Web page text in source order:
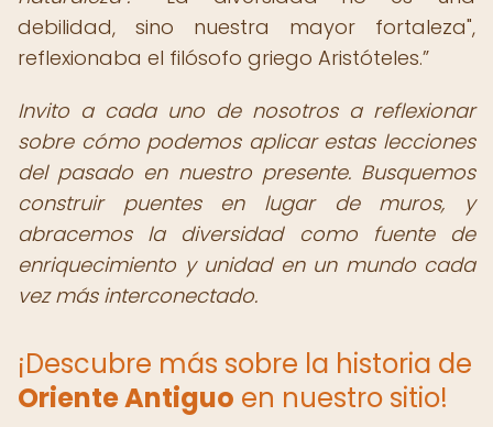
debilidad, sino nuestra mayor fortaleza",
reflexionaba el filósofo griego Aristóteles.
Invito a cada uno de nosotros a reflexionar
sobre cómo podemos aplicar estas lecciones
del pasado en nuestro presente. Busquemos
construir puentes en lugar de muros, y
abracemos la diversidad como fuente de
enriquecimiento y unidad en un mundo cada
vez más interconectado.
¡Descubre más sobre la historia de
Oriente Antiguo en nuestro sitio!